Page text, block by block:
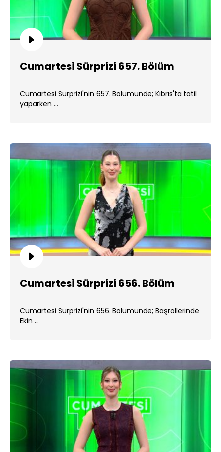
Cumartesi Sürprizi 657. Bölüm
Cumartesi Sürprizi'nin 657. Bölümünde; Kıbrıs'ta tatil
yaparken ...
Cumartesi Sürprizi 656. Bölüm
Cumartesi Sürprizi'nin 656. Bölümünde; Başrollerinde
Ekin ...